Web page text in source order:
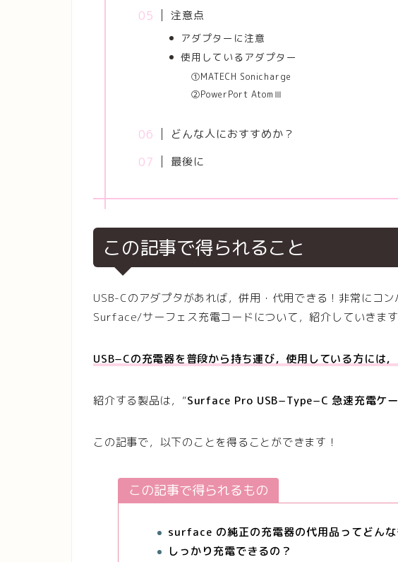
注意点
アダプターに注意
使用しているアダプター
①MATECH Sonicharge
②PowerPort AtomⅢ
どんな人におすすめか？
最後に
この記事で得られること
USB-Cのアダプタがあれば，併用・代用できる！非常にコ
Surface/サーフェス充電コードについて，紹介していきます
USB−Cの充電器を普段から持ち運び，使用している方には
紹介する製品は，”Surface Pro USB−Type−C 急速充電ケ
この記事で，以下のことを得ることができます！
この記事で得られるもの
surface の純正の充電器の代用品ってどんな
しっかり充電できるの？